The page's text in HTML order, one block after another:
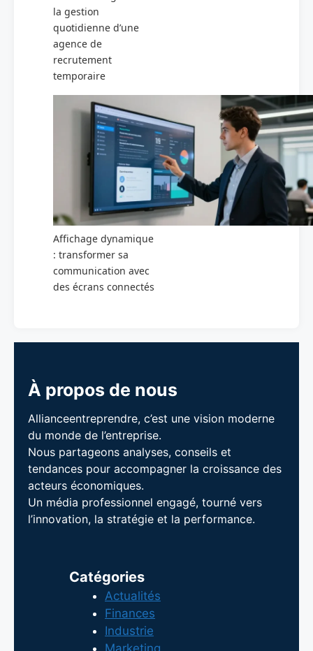
la gestion
quotidienne d’une
agence de
recrutement
temporaire
Affichage dynamique
: transformer sa
communication avec
des écrans connectés
À propos de nous
Allianceentreprendre, c’est une vision moderne
du monde de l’entreprise.
Nous partageons analyses, conseils et
tendances pour accompagner la croissance des
acteurs économiques.
Un média professionnel engagé, tourné vers
l’innovation, la stratégie et la performance.
Catégories
Actualités
Finances
Industrie
Marketing